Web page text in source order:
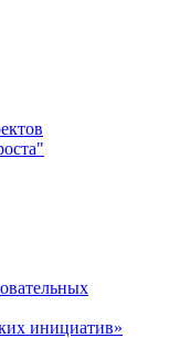
инициатив»